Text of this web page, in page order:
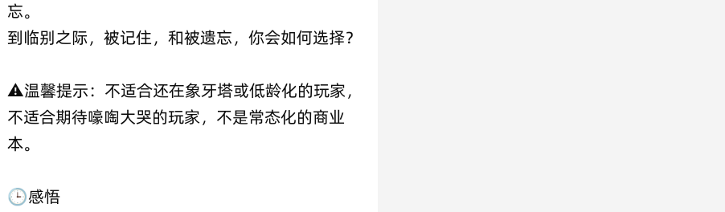
忘。
到临别之际，被记住，和被遗忘，你会如何选择？
⚠️温馨提示：不适合还在象牙塔或低龄化的玩家，
不适合期待嚎啕大哭的玩家，不是常态化的商业
本。
🕒感悟